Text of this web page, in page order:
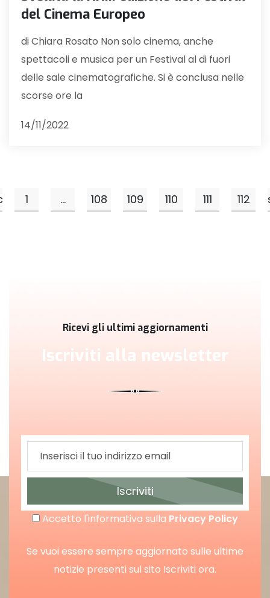
del Cinema Europeo
di Chiara Rosato Non solo cinema, anche
spettacoli e musica per un Festival al di fuori
delle sale cinematografiche. Si è conclusa nelle
scorse ore la
14/11/2022
1 ... 108 109 110 111 112
Ricevi gli ultimi aggiornamenti
Iscriviti alla newsletter
Iscriviti
Accetto l'informativa sulla Privacy Policy
Se vuoi essere sempre aggiornato sulle ultime
notizie presenti sul sito Iscriviti ora.